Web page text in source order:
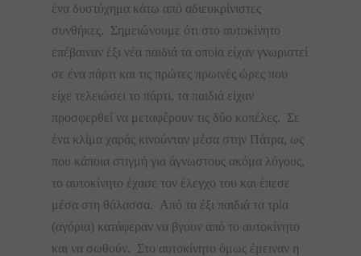
ένα δυστύχημα κάτω από αδιευκρίνιστες
συνθήκες. Σημειώνουμε ότι στο αυτοκίνητο
επέβαιναν έξι νέα παιδιά τα οποία είχαν γνωριστεί
σε ένα πάρτι και τις πρώτες πρωινές ώρες που
είχε τελειώσει το πάρτι, τα παιδιά είχαν
προσφερθεί να μεταφέρουν τις δύο κοπέλες. Σε
ένα κλίμα χαράς κινούνταν μέσα στην Πάτρα, ως
που κάποια στιγμή για άγνωστους ακόμα λόγους,
το αυτοκίνητο έχασε τον έλεγχο του και έπεσε
μέσα στη θάλασσα. Από τα έξι παιδιά τα τρία
(αγόρια) κατάφεραν να βγουν από το αυτοκίνητο
και να σωθούν. Στο αυτοκίνητο όμως έμειναν η